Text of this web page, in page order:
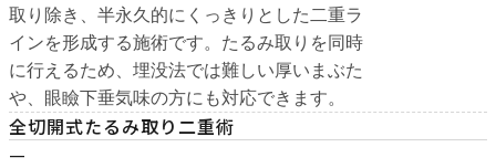
取り除き、半永久的にくっきりとした二重ラ
インを形成する施術です。たるみ取りを同時
に行えるため、埋没法では難しい厚いまぶた
や、眼瞼下垂気味の方にも対応できます。
全切開式たるみ取り二重術
—